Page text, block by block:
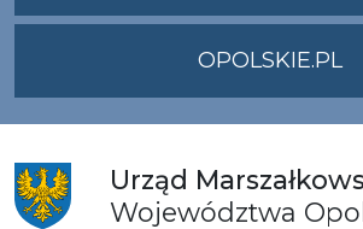
OPOLSKIE.PL
Urząd
Województwa